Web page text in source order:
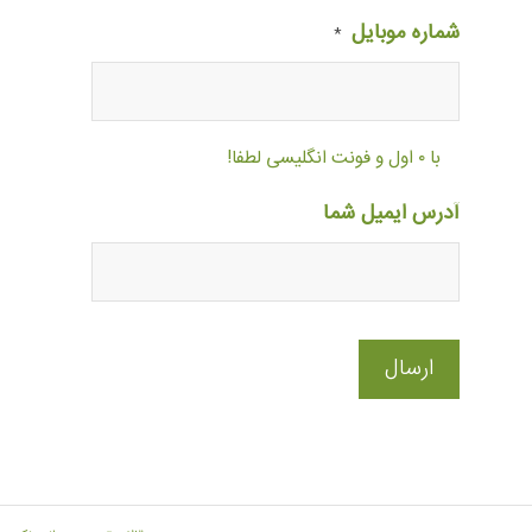
شماره موبایل *
با ۰ اول و فونت انگلیسی لطفا!
آدرس ایمیل شما